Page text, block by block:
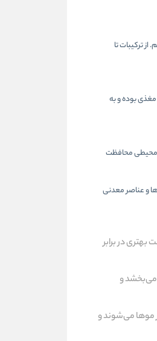
از ترکیبات تا
مغذی بوده و به
محیطی محافظت
و عناصر معدنی
در برابر
می‌بخشد و
موها می‌شوند و